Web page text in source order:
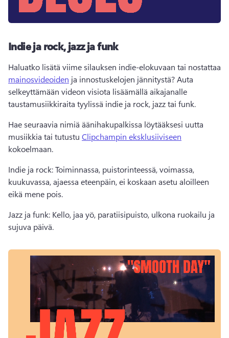
Indie ja rock, jazz ja funk
mainosvideoiden ja innostuskelojen jännitystä? Auta
selkeyttämään videon visiota lisäämällä aikajanalle
taustamusiikkiraita tyylissä indie ja rock, jazz tai funk.
Hae seuraavia nimiä äänihakupalkissa löytääksesi uutta
musiikkia tai tutustu Clipchampin eksklusiiviseen
kokoelmaan.
Indie ja rock: Toiminnassa, puistorinteessä, voimassa,
kuukuvassa, ajaessa eteenpäin, ei koskaan asetu aloilleen
eikä mene pois.
Jazz ja funk: Kello, jaa yö, paratiisipuisto, ulkona ruokailu ja
sujuva päivä.